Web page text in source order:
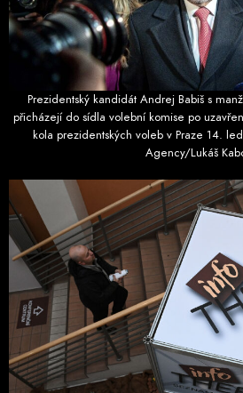
Prezidentský kandidát Andrej Babiš s
přicházejí do sídla volební komise po
kola prezidentských voleb v Praze 14.
Agency/Lukáš